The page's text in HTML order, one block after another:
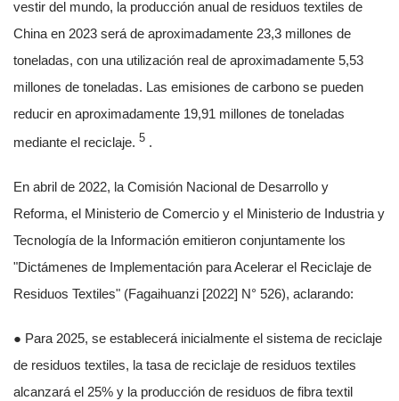
vestir del mundo, la producción anual de residuos textiles de
China en 2023 será de aproximadamente 23,3 millones de
toneladas, con una utilización real de aproximadamente 5,53
millones de toneladas. Las emisiones de carbono se pueden
reducir en aproximadamente 19,91 millones de toneladas
mediante el reciclaje. 5 .
En abril de 2022, la Comisión Nacional de Desarrollo y
Reforma, el Ministerio de Comercio y el Ministerio de Industria y
Tecnología de la Información emitieron conjuntamente los
"Dictámenes de Implementación para Acelerar el Reciclaje de
Residuos Textiles" (Fagaihuanzi [2022] N° 526), aclarando:
● Para 2025, se establecerá inicialmente el sistema de reciclaje
de residuos textiles, la tasa de reciclaje de residuos textiles
alcanzará el 25% y la producción de residuos de fibra textil